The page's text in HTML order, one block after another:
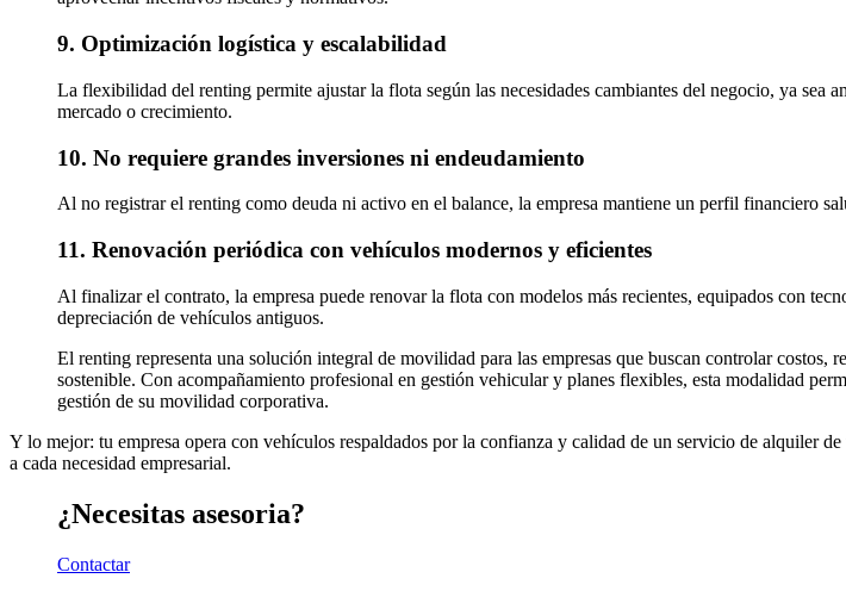
9. Optimización logística y escalabilidad
La flexibilidad del renting permite ajustar la flota según las necesidades cambiantes del negocio, ya sea
mercado o crecimiento.
10. No requiere grandes inversiones ni endeudamiento
Al no registrar el renting como deuda ni activo en el balance, la empresa mantiene un perfil financiero
11. Renovación periódica con vehículos modernos y eficientes
Al finalizar el contrato, la empresa puede renovar la flota con modelos más recientes, equipados con
depreciación de vehículos antiguos.
El renting representa una solución integral de movilidad para las empresas que buscan controlar
sostenible. Con acompañamiento profesional en gestión vehicular y planes flexibles, esta modalidad
gestión de su movilidad corporativa.
Y lo mejor: tu empresa opera con vehículos respaldados por la confianza y calidad de un servicio de alquiler
a cada necesidad empresarial.
¿Necesitas asesoria?
Contactar